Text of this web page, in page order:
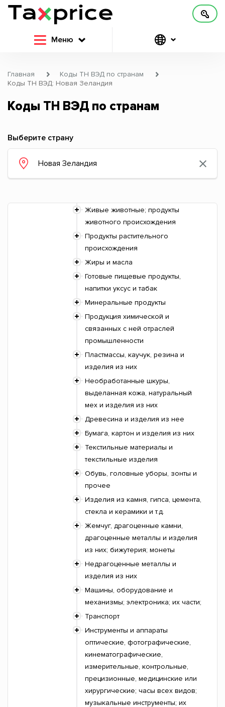
Меню
Главная
Коды ТН ВЭД по странам
Коды ТН ВЭД: Новая Зеландия
Коды ТН ВЭД по странам
Выберите страну
Живые животные; продукты
животного происхождения
Продукты растительного
происхождения
Жиры и масла
Готовые пищевые продукты,
напитки уксус и табак
Минеральные продукты
Продукция химической и
связанных с ней отраслей
промышленности
Пластмассы, каучук, резина и
изделия из них
Необработанные шкуры,
выделанная кожа, натуральный
мех и изделия из них
Древесина и изделия из нее
Бумага, картон и изделия из них
Текстильные материалы и
текстильные изделия
Обувь, головные уборы, зонты и
прочее
Изделия из камня, гипса, цемента,
стекла и керамики и т.д.
Жемчуг, драгоценные камни,
драгоценные металлы и изделия
из них; бижутерия; монеты
Недрагоценные металлы и
изделия из них
Машины, оборудование и
механизмы; электроника; их части;
Транспорт
Инструменты и аппараты
оптические, фотографические,
кинематографические,
измерительные, контрольные,
прецизионные, медицинские или
хирургические; часы всех видов;
музыкальные инструменты; их